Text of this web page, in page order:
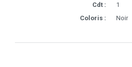
Cdt :
1
Coloris :
Noir